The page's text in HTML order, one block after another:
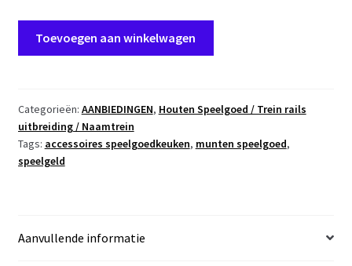
tomaat
en
worstje
aantal
Toevoegen aan winkelwagen
Categorieën: AANBIEDINGEN, Houten Speelgoed / Trein rails
uitbreiding / Naamtrein
Tags: accessoires speelgoedkeuken, munten speelgoed,
speelgeld
Aanvullende informatie